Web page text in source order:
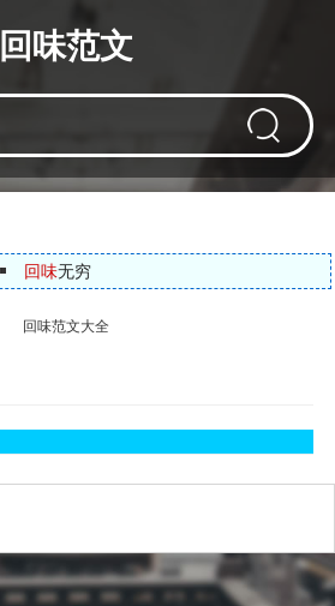
回味范文
回味无穷
回味范文大全